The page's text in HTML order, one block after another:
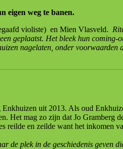
eigen weg te banen.
violiste) en Mien Vlasveld.
geplaatst. Het bleek hun
nagelaten, onder voorwaarden
uit 2013. Als oud
mag zo zijn dat Jo Gramberg
en zeilde want het inkomen
de plek in de geschiedenis geven